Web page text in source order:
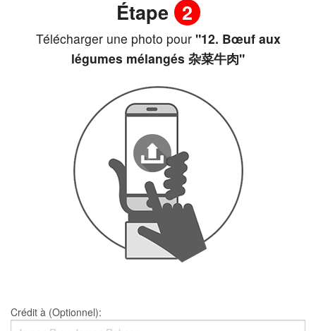
Étape 2
Télécharger une photo pour"12. Bœuf aux
légumes mélangés 杂菜牛肉"
Crédit à (Optionnel):